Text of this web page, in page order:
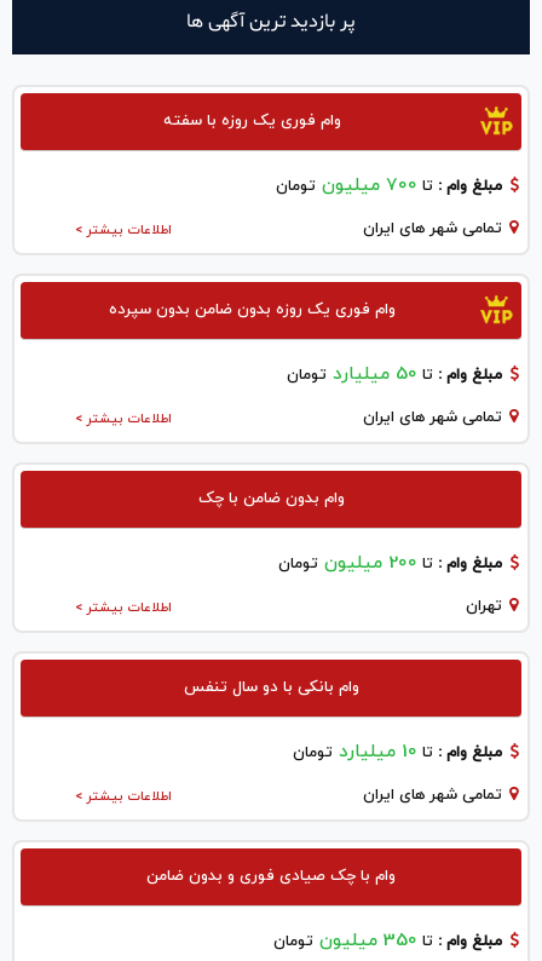
پر بازدید ترین آگهی ها
وام فوری یک روزه با سفته
مبلغ وام : تا 700 میلیون تومان
اطلاعات بیشتر > تمامی شهر های ایران
وام فوری یک روزه بدون ضامن بدون سپرده
مبلغ وام : تا 50 میلیارد تومان
اطلاعات بیشتر > تمامی شهر های ایران
وام بدون ضامن با چک
مبلغ وام : تا 200 میلیون تومان
اطلاعات بیشتر > تهران
وام بانکی با دو سال تنفس
مبلغ وام : تا 10 میلیارد تومان
اطلاعات بیشتر > تمامی شهر های ایران
وام با چک صیادی فوری و بدون ضامن
مبلغ وام : تا 350 میلیون تومان